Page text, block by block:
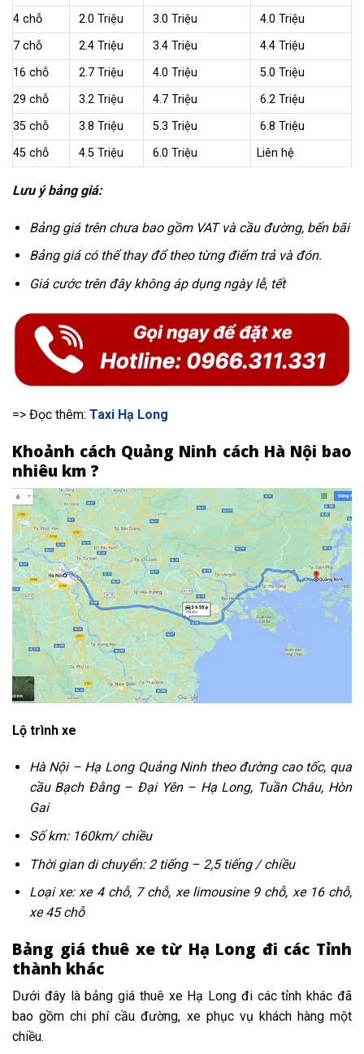
4 chỗ
2.0 Triệu 3.0 Triệu
4.0 Triệu
7 chỗ
2.4 Triệu 3.4 Triệu
4.4 Triệu
16 chỗ
2.7 Triệu 4.0 Triệu
5.0 Triệu
29 chỗ
3.2 Triệu 4.7 Triệu
6.2 Triệu
35 chỗ
3.8 Triệu 5.3 Triệu
6.8 Triệu
45 chỗ
4.5 Triệu 6.0 Triệu Liên hệ
Lưu ý bảng giá:
Bảng giá trên chưa bao gồm VAT và cầu đường, bến bãi
Bảng giá có thể thay đổ theo từng điểm trả và đón.
Giá cước trên đây không áp dụng ngày lễ, tết
=> Đọc thêm: Taxi Hạ Long
Khoảnh cách Quảng Ninh cách Hà Nội bao
nhiêu km ?
Lộ trình xe
Hà Nội – Hạ Long Quảng Ninh theo đường cao tốc, qua
cầu Bạch Đằng – Đại Yên – Hạ Long, Tuần Châu, Hòn
Gai
Số km: 160km/ chiều
Thời gian di chuyển: 2 tiếng – 2,5 tiếng / chiều
Loại xe: xe 4 chỗ, 7 chỗ, xe limousine 9 chỗ, xe 16 chỗ,
xe 45 chỗ
Bảng giá thuê xe từ Hạ Long đi các Tỉnh
thành khác
Dưới đây là bảng giá thuê xe Hạ Long đi các tỉnh khác đã
bao gồm chi phí cầu đường, xe phục vụ khách hàng một
chiều.